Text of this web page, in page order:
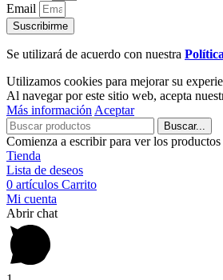
Email
Suscribirme
Se utilizará de acuerdo con nuestra
Utilizamos cookies para mejorar su
Al navegar por este sitio web, acepta
Más informaciónAceptar
Buscar...
Comienza a escribir para ver los productos
Tienda
Lista de deseos
0 artículos Carrito
Mi cuenta
Abrir chat